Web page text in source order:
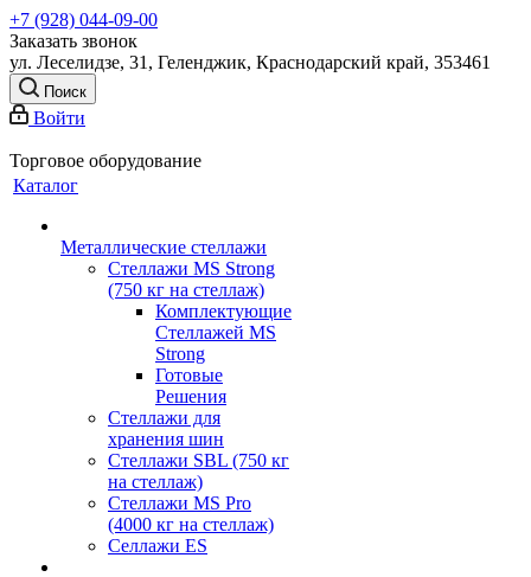
+7 (928) 044-09-00
Заказать звонок
ул. Леселидзе, 31, Геленджик, Краснодарский край, 353461
Поиск
Войти
Торговое оборудование
Каталог
Металлические стеллажи
Стеллажи MS Strong
(750 кг на стеллаж)
Комплектующие
Стеллажей MS
Strong
Готовые
Решения
Стеллажи для
хранения шин
Стеллажи SBL (750 кг
на стеллаж)
Стеллажи MS Pro
(4000 кг на стеллаж)
Селлажи ES